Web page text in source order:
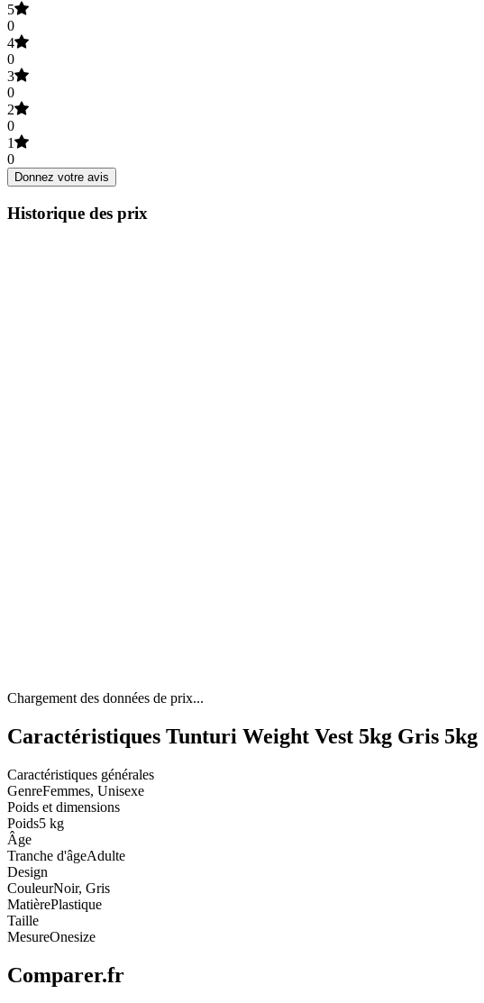
5
0
4
0
3
0
2
0
1
0
Donnez votre avis
Historique des prix
Chargement des données de prix...
Caractéristiques Tunturi Weight Vest 5kg Gris 5kg
Caractéristiques générales
GenreFemmes, Unisexe
Poids et dimensions
Poids5 kg
Âge
Tranche d'âgeAdulte
Design
CouleurNoir, Gris
MatièrePlastique
Taille
MesureOnesize
Comparer.fr